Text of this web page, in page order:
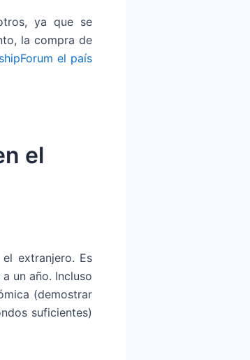
ya que se
la compra de
el país
el
extranjero. Es
un año. Incluso
(demostrar
suficientes)